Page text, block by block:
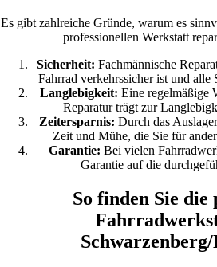
Es gibt zahlreiche Gründe, warum es
professionellen Werkstatt
Sicherheit: Fachmännische
Fahrrad verkehrssicher ist und alle
Langlebigkeit: Eine regelmäßige
Reparatur trägt zur
Zeitersparnis: Durch das
Zeit und Mühe, die Sie für
Garantie: Bei vielen
Garantie auf die
So finden Sie die